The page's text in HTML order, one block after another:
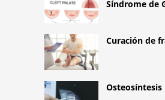
Síndrome de
Curación de
Osteosíntesis